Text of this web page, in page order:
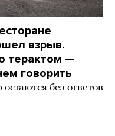
взрыв.
терактом —
говорить
без ответов